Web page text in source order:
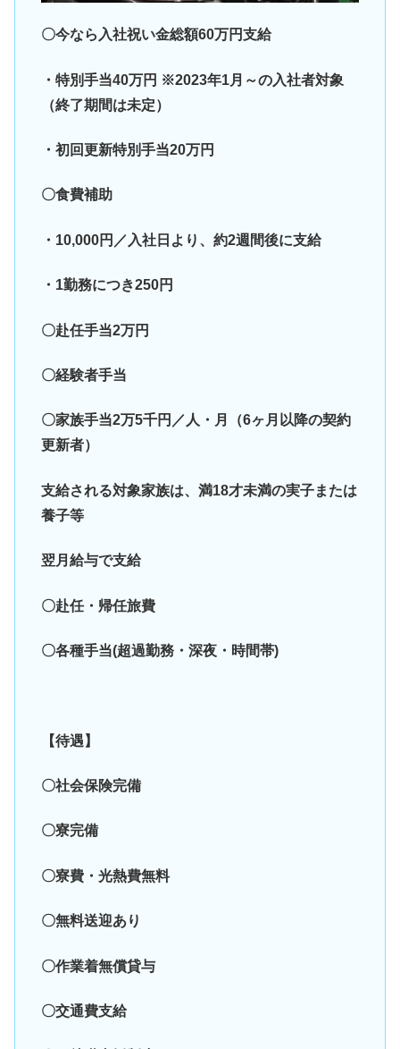
〇今なら入社祝い金総額60万円支給
・特別手当40万円 ※2023年1月～の入社者対象
（終了期間は未定）
・初回更新特別手当20万円
〇食費補助
・10,000円／入社日より、約2週間後に支給
・1勤務につき250円
〇赴任手当2万円
〇経験者手当
〇家族手当2万5千円／人・月（6ヶ月以降の契約
更新者）
支給される対象家族は、満18才未満の実子または
養子等
翌月給与で支給
〇赴任・帰任旅費
〇各種手当(超過勤務・深夜・時間帯)
【待遇】
〇社会保険完備
〇寮完備
〇寮費・光熱費無料
〇無料送迎あり
〇作業着無償貸与
〇交通費支給